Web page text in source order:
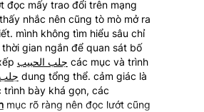
đọc mấy trao đổi trên mạng
nhắc nên cũng tò mò mở ra
mình không tìm hiểu sâu chỉ
gian ngắn để quan sát bố
جلب الحبيب các mục và trình
جلب dung tổng thể. cảm giác là
bày khá gọn, các
mục rõ ràng nên đọc lướt cũng